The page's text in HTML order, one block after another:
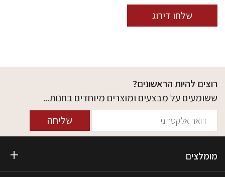
שלחו דירוג
רוצים להיות הראשונים?
ששומעים על מבצעים ומוצרים מיוחדים בחנות...
שליחה
מומלצים